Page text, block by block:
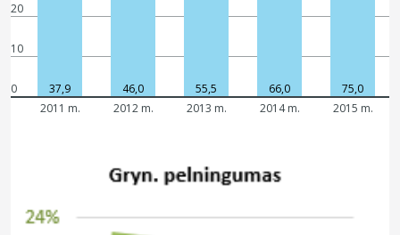
20
10
0
2011 m.
2012 m. 2013 m. 2014 m. 2015 m.
37,9 46,0 55,5 66,0 75,0